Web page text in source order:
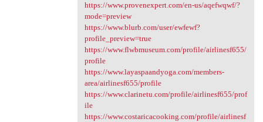
https://www.provenexpert.com/en-us/aqefwqwf/?
mode=preview
https://www.blurb.com/user/ewfewf?
profile_preview=true
https://www.flwbmuseum.com/profile/airlinesf655/
profile
https://www.layaspaandyoga.com/members-
area/airlinesf655/profile
https://www.clarinetu.com/profile/airlinesf655/prof
ile
https://www.costaricacooking.com/profile/airlinesf